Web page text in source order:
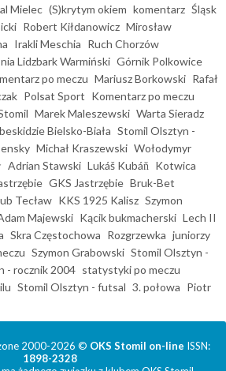
Mielec (S)krytym okiem komentarz Śląsk
Robert Kiłdanowicz Mirosław
Irakli Meschia Ruch Chorzów
Lidzbark Warmiński Górnik Polkowice
po meczu Mariusz Borkowski Rafał
Polsat Sport Komentarz po meczu
Marek Maleszewski Warta Sieradz
Bielsko-Biała Stomil Olsztyn -
Michał Kraszewski Wołodymyr
Adrian Stawski Lukáš Kubáň Kotwica
GKS Jastrzębie Bruk-Bet
Tecław KKS 1925 Kalisz Szymon
Majewski Kącik bukmacherski Lech II
Skra Częstochowa Rozgrzewka juniorzy
Szymon Grabowski Stomil Olsztyn -
- rocznik 2004 statystyki po meczu
Stomil Olsztyn - futsal 3. połowa Piotr
2000-2026 © OKS Stomil on-line ISSN:
1898-2328